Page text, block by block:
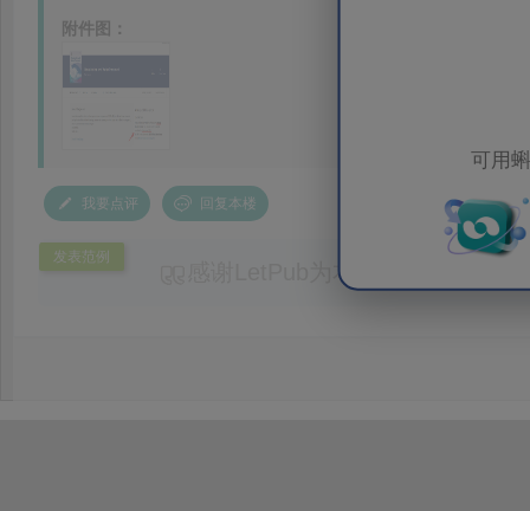
可用
附件图：
我要点评 回复本楼
发表范例
感谢LetPub为本论文提供专业